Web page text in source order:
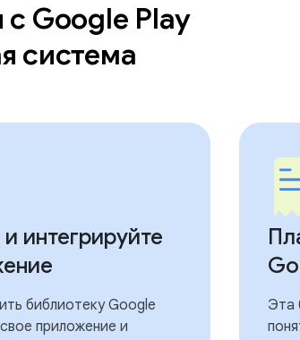
с Google Play
система
интегрируйте
библиотеку Google
приложение и
Эта